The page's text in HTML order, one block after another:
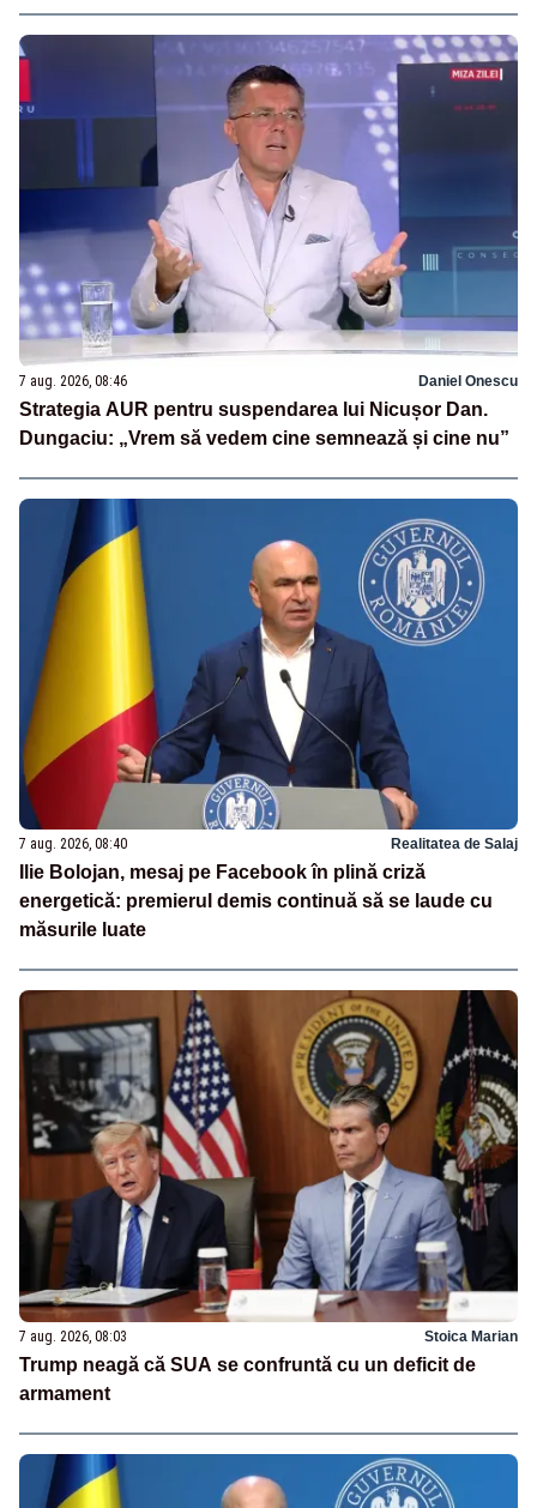
7 aug. 2026, 08:46 Daniel Onescu
Strategia AUR pentru suspendarea lui Nicușor Dan.
Dungaciu: „Vrem să vedem cine semnează și cine nu”
7 aug. 2026, 08:40 Realitatea de Salaj
Ilie Bolojan, mesaj pe Facebook în plină criză
energetică: premierul demis continuă să se laude cu
măsurile luate
7 aug. 2026, 08:03 Stoica Marian
Trump neagă că SUA se confruntă cu un deficit de
armament